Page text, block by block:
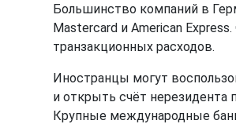
Большинство компаний в
Mastercard и American
транзакционных расходов.
Иностранцы могут
и открыть счёт нерезидента
Крупные международные